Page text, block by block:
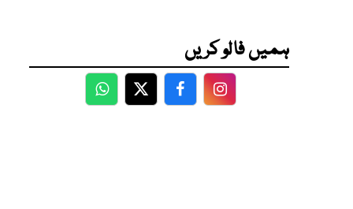
ہمیں فالو کریں
WhatsApp
TwitterFacebookFacebook